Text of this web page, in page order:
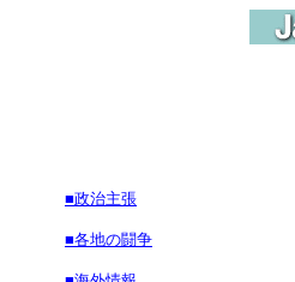
■政治主張
■各地の闘争